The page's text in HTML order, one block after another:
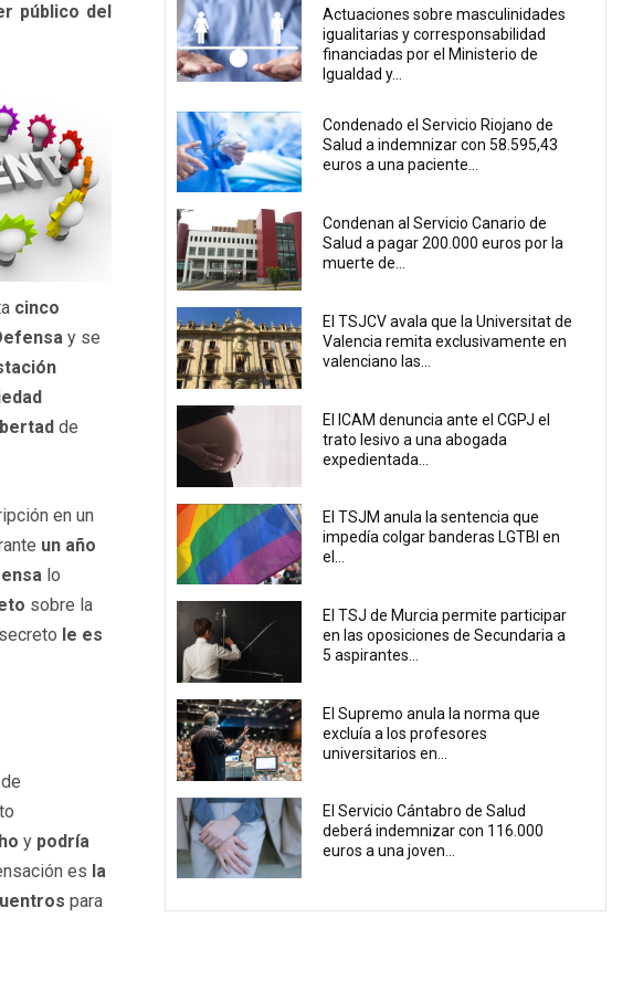
público del
cinco
y se
de
en un
un año
lo
sobre la
le es
de
y podría
es la
para
Actuaciones sobre masculinidades
igualitarias y corresponsabilidad
financiadas por el Ministerio de
Igualdad y...
Condenado el Servicio Riojano de
Salud a indemnizar con 58.595,43
euros a una paciente...
Condenan al Servicio Canario de
Salud a pagar 200.000 euros por la
muerte de...
El TSJCV avala que la Universitat de
Valencia remita exclusivamente en
valenciano las...
El ICAM denuncia ante el CGPJ el
trato lesivo a una abogada
expedientada...
El TSJM anula la sentencia que
impedía colgar banderas LGTBI en
el...
El TSJ de Murcia permite participar
en las oposiciones de Secundaria a
5 aspirantes...
El Supremo anula la norma que
excluía a los profesores
universitarios en...
El Servicio Cántabro de Salud
deberá indemnizar con 116.000
euros a una joven...